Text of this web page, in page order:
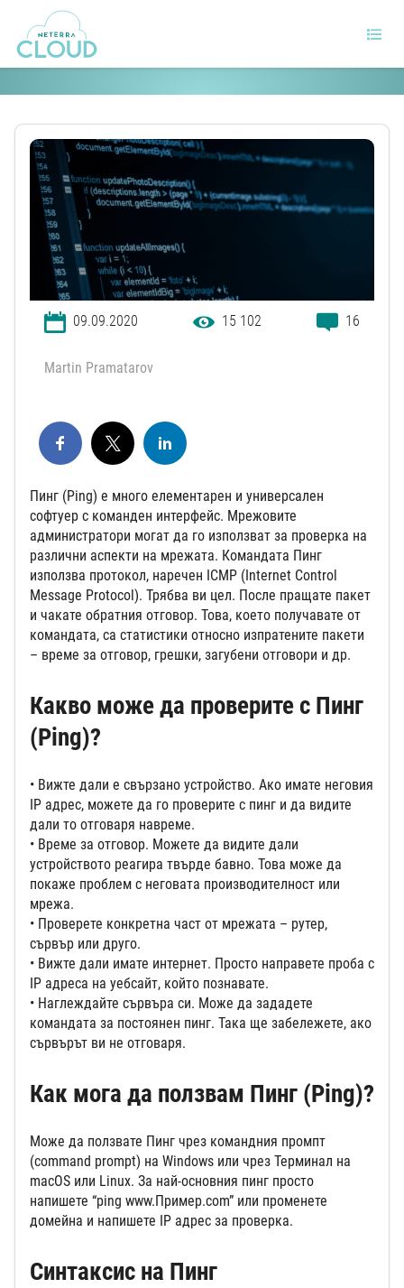
Какво е пинг (Ping) команда?
09.09.2020 15 102 16
Martin Pramatarov
Пинг (Ping) е много елементарен и универсален
софтуер с команден интерфейс. Мрежовите
администратори могат да го използват за проверка на
различни аспекти на мрежата. Командата Пинг
използва протокол, наречен ICMP (Internet Control
Message Protocol). Трябва ви цел. После пращате пакет
и чакате обратния отговор. Това, което получавате от
командата, са статистики относно изпратените пакети
– време за отговор, грешки, загубени отговори и др.
Какво може да проверите с Пинг
(Ping)?
• Вижте дали е свързано устройство. Ако имате неговия
IP адрес, можете да го проверите с пинг и да видите
дали то отговаря навреме.
• Време за отговор. Можете да видите дали
устройството реагира твърде бавно. Това може да
покаже проблем с неговата производителност или
мрежа.
• Проверете конкретна част от мрежата – рутер,
сървър или друго.
• Вижте дали имате интернет. Просто направете проба с
IP адреса на уебсайт, който познавате.
• Наглеждайте сървъра си. Може да зададете
командата за постоянен пинг. Така ще забележете, ако
сървърът ви не отговаря.
Как мога да ползвам Пинг (Ping)?
Може да ползвате Пинг чрез командния промпт
(command prompt) на Windows или чрез Терминал на
macOS или Linux. За най-основния пинг просто
напишете “ping www.Пример.com” или променете
домейна и напишете IP адрес за проверка.
Синтаксис на Пинг